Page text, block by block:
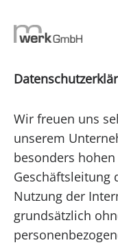
Wir freuen uns
unserem
besonders
Geschäftsleitung
Nutzung der
grundsätzlich